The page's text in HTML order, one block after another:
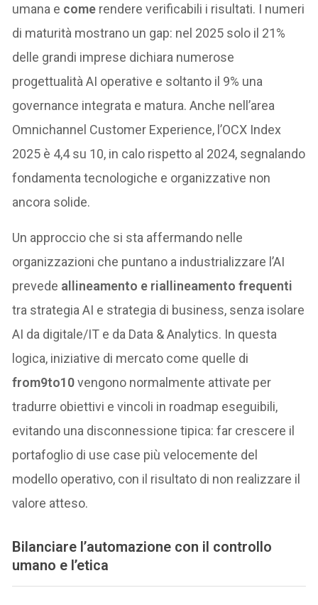
umana e come rendere verificabili i risultati. I numeri
di maturità mostrano un gap: nel 2025 solo il 21%
delle grandi imprese dichiara numerose
progettualità AI operative e soltanto il 9% una
governance integrata e matura. Anche nell’area
Omnichannel Customer Experience, l’OCX Index
2025 è 4,4 su 10, in calo rispetto al 2024, segnalando
fondamenta tecnologiche e organizzative non
ancora solide.
Un approccio che si sta affermando nelle
organizzazioni che puntano a industrializzare l’AI
prevede allineamento e riallineamento frequenti
tra strategia AI e strategia di business, senza isolare
AI da digitale/IT e da Data & Analytics. In questa
logica, iniziative di mercato come quelle di
from9to10vengono normalmente attivate per
tradurre obiettivi e vincoli in roadmap eseguibili,
evitando una disconnessione tipica: far crescere il
portafoglio di use case più velocemente del
modello operativo, con il risultato di non realizzare il
valore atteso.
Bilanciare l’automazione con il controllo
umano e l’etica